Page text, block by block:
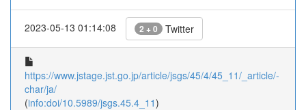
2023-05-13 01:14:08 2 + 0 Twitter
https://www.jstage.jst.go.jp/article/jsgs/45/4/45_11/_article/-
char/ja/
(info:doi/10.5989/jsgs.45.4_11)